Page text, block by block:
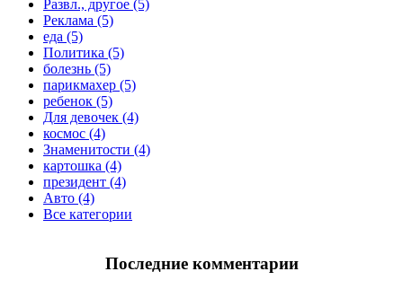
Развл., другое (5)
Реклама (5)
еда (5)
Политика (5)
болезнь (5)
парикмахер (5)
ребенок (5)
Для девочек (4)
космос (4)
Знаменитости (4)
картошка (4)
президент (4)
Авто (4)
Все категории
Последние комментарии